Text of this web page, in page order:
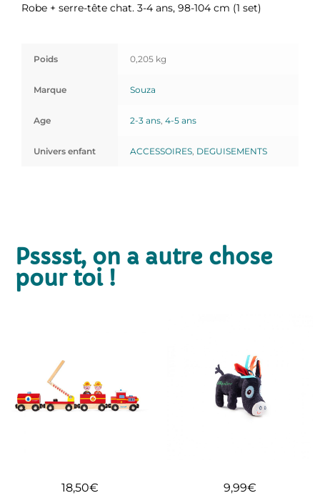
Robe + serre-tête chat. 3-4 ans, 98-104 cm (1 set)
Poids 0,205 kg
Marque Souza
Age 2-3 ans, 4-5 ans
Univers enfant ACCESSOIRES, DEGUISEMENTS
Psssst, on a autre chose
pour toi !
18,50€ 9,99€